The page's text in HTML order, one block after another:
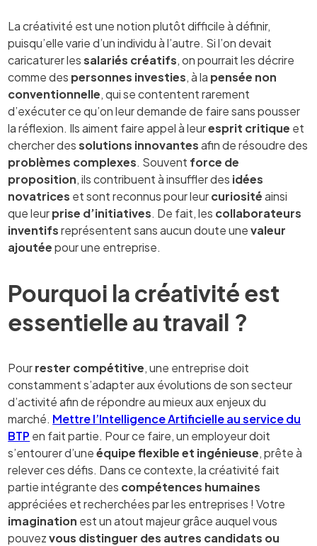
La créativité est une notion plutôt difficile à définir,
puisqu’elle varie d’un individu à l’autre. Si l’on devait
caricaturer lessalariés créatifs, on pourrait les décrire
comme des personnes investies, à la pensée non
conventionnelle, qui se contentent rarement
d’exécuter ce qu’on leur demande de faire sans pousser
la réflexion. Ils aiment faire appel à leuresprit critique et
chercher dessolutions innovantesafin de résoudre des
problèmes complexes. Souvent force de
proposition, ils contribuent à insuffler des idées
novatrices et sont reconnus pour leurcuriositéainsi
que leurprise d’initiatives. De fait, les collaborateurs
inventifsreprésentent sans aucun doute unevaleur
ajoutéepour une entreprise.
Pourquoi la créativité est
essentielle au travail ?
Pourrester compétitive, une entreprise doit
constamment s’adapter aux évolutions de son secteur
d’activité afin de répondre au mieux aux enjeux du
marché. Mettre l’Intelligence Artificielle au service du
BTP en fait partie. Pour ce faire, un employeur doit
s’entourer d’uneéquipe flexible et ingénieuse, prête à
relever ces défis. Dans ce contexte, la créativité fait
partie intégrante des compétences humaines
appréciées et recherchées par les entreprises ! Votre
imagination est un atout majeur grâce auquel vous
pouvezvous distinguer des autres candidats ou